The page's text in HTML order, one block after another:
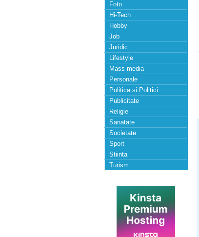
Foto
Hi-Tech
Hobby
Job
Juridic
Lifestyle
Mass-media
Personale
Politica si Politici
Publicitate
Religie
Sanatate
Societate
Sport
Stiinta
Turism